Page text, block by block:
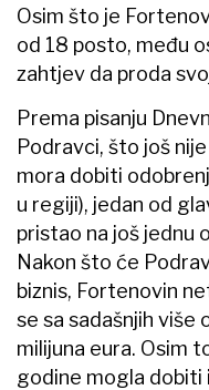
Osim što je
od 18 posto, među
zahtjev da proda
Prema pisanju
Podravci, što još
mora dobiti
u regiji), jedan od
pristao na još jednu
Nakon što će
biznis, Fortenovin
se sa sadašnjih više
milijuna eura. Osim
godine mogla